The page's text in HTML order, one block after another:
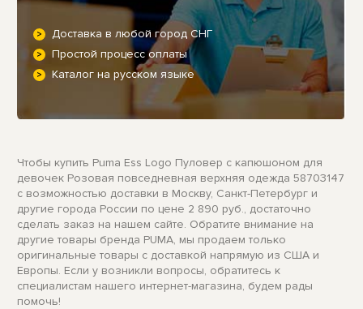
Доставка в любой город СНГ
Простой процесс оплаты
Каталог на русском языке
Чтобы купить Puma Ess Logo Пуловер с капюшоном для
девочек Розовая повседневная верхняя одежда 58703147
с возможностью доставки в Москву, Санкт-Петербург и
другие города России по цене 2 890 руб., достаточно
сделать заказ на нашем сайте. Обратите внимание на
другие товары бренда PUMA, мы продаем только
оригинальные товары с доставкой напрямую из США и
Европы. Если у возникли вопросы, обратитесь к
специалистам нашего интернет-магазина, будем рады
помочь!